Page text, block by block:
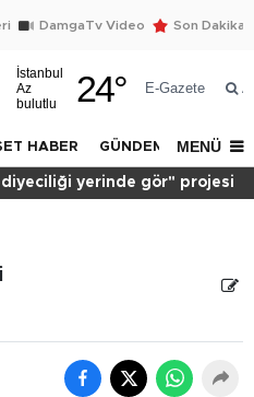
DamgaTv Video Son Dakika
İstanbul
Az
bulutlu
24° E-Gazete
HABER GÜNDEM DÜNYA
MENÜ
projesi 20:15 Sağlık